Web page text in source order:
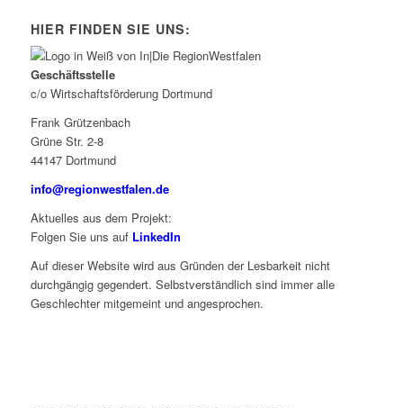
HIER FINDEN SIE UNS:
Geschäftsstelle
c/o Wirtschaftsförderung Dortmund
Frank Grützenbach
Grüne Str. 2-8
44147 Dortmund
info@regionwestfalen.de
Aktuelles aus dem Projekt:
Folgen Sie uns auf LinkedIn
Auf dieser Website wird aus Gründen der Lesbarkeit nicht
durchgängig gegendert. Selbstverständlich sind immer alle
Geschlechter mitgemeint und angesprochen.